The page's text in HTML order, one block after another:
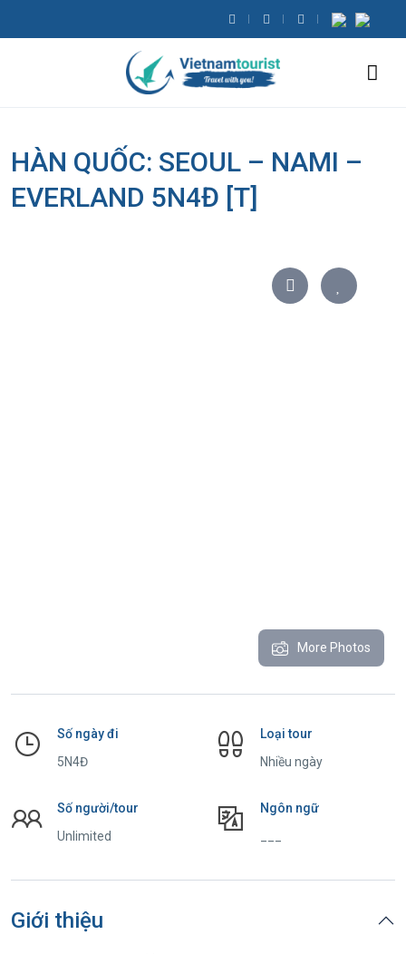
HÀN QUỐC: SEOUL – NAMI –
EVERLAND 5N4Đ [T]
More Photos
Số ngày đi
5N4Đ
Loại tour
Nhiều ngày
Số người/tour
Unlimited
Ngôn ngữ
Giới thiệu